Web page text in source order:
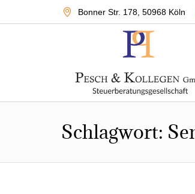
Bonner Str. 178, 50968 Köln
Schlagwort: